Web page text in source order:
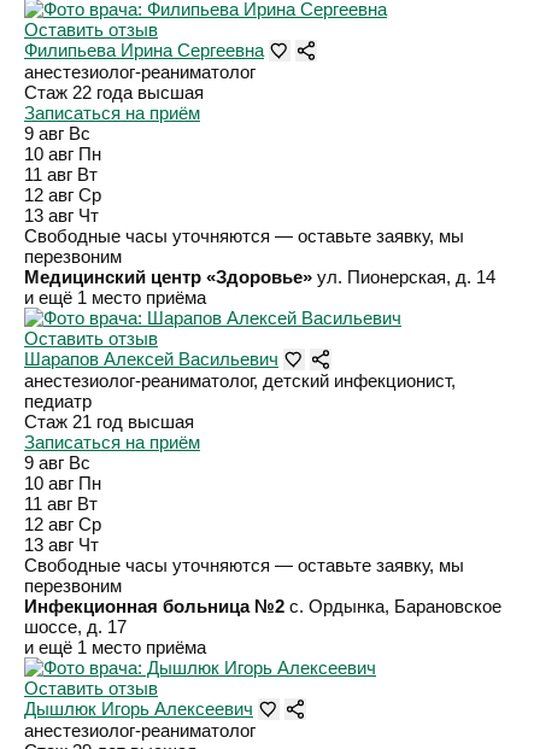
Оставить отзыв
Филипьева Ирина Сергеевна
анестезиолог-реаниматолог
Стаж 22 года высшая
Записаться на приём
9 авг Вс
10 авг Пн
11 авг Вт
12 авг Ср
13 авг Чт
Свободные часы уточняются — оставьте заявку, мы
перезвоним
Медицинский центр «Здоровье» ул. Пионерская, д. 14
и ещё 1 место приёма
Оставить отзыв
Шарапов Алексей Васильевич
анестезиолог-реаниматолог, детский инфекционист,
педиатр
Стаж 21 год высшая
Записаться на приём
9 авг Вс
10 авг Пн
11 авг Вт
12 авг Ср
13 авг Чт
Свободные часы уточняются — оставьте заявку, мы
перезвоним
Инфекционная больница №2 с. Ордынка, Барановское
шоссе, д. 17
и ещё 1 место приёма
Оставить отзыв
Дышлюк Игорь Алексеевич
анестезиолог-реаниматолог